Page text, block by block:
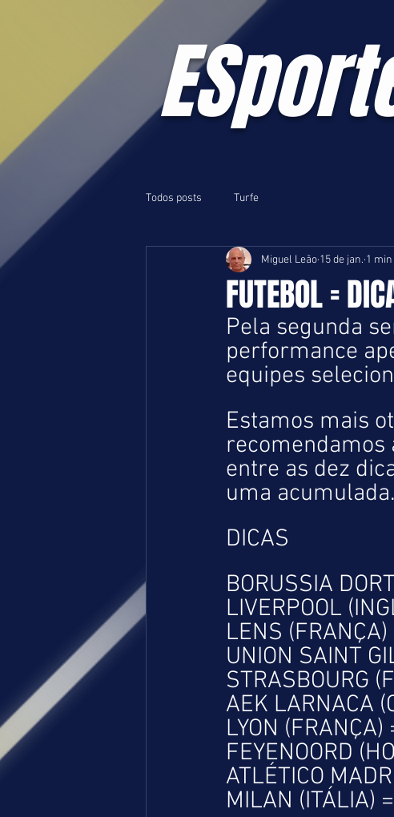
Todos posts Turfe
FUTEBOL =
Miguel Leão 15 de jan. 1
Pela segunda
performance
equipes
Estamos mais
recomendamos
entre as dez
uma acumulada.
DICAS
BORUSSIA
LIVERPOOL
LENS
UNION SAINT
STRASBOURG
AEK LARNACA
LYON
FEYENOORD
ATLÉTICO
MILAN (ITÁLIA)